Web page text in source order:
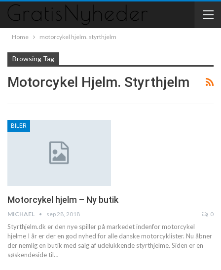
Home motorcykel hjelm. styrthjelm
Browsing Tag
Motorcykel Hjelm. Styrthjelm
BILER
Motorcykel hjelm – Ny butik
MICHAEL sep 28, 2018 0
Styrthjelm.dk er den nye spiller på markedet indenfor motorcykel
hjelme I år er der en god nyhed for alle danske motorcyklister. Nu åbner
der nemlig en butik med salg af udelukkende styrthjelme. Siden er en
søskendeside til…